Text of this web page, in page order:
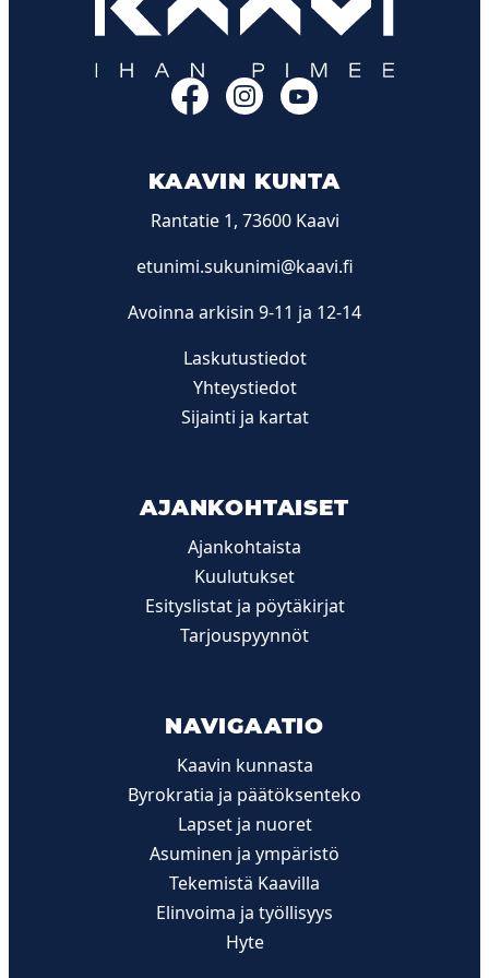
FacebookInstagram
KAAVIN KUNTA
Rantatie 1, 73600 Kaavi
etunimi.sukunimi@kaavi.fi
Avoinna arkisin 9-11 ja 12-14
Laskutustiedot
Yhteystiedot
Sijainti ja kartat
AJANKOHTAISET
Ajankohtaista
Kuulutukset
Esityslistat ja pöytäkirjat
Tarjouspyynnöt
NAVIGAATIO
Kaavin kunnasta
Byrokratia ja päätöksenteko
Lapset ja nuoret
Asuminen ja ympäristö
Tekemistä Kaavilla
Elinvoima ja työllisyys
Hyte